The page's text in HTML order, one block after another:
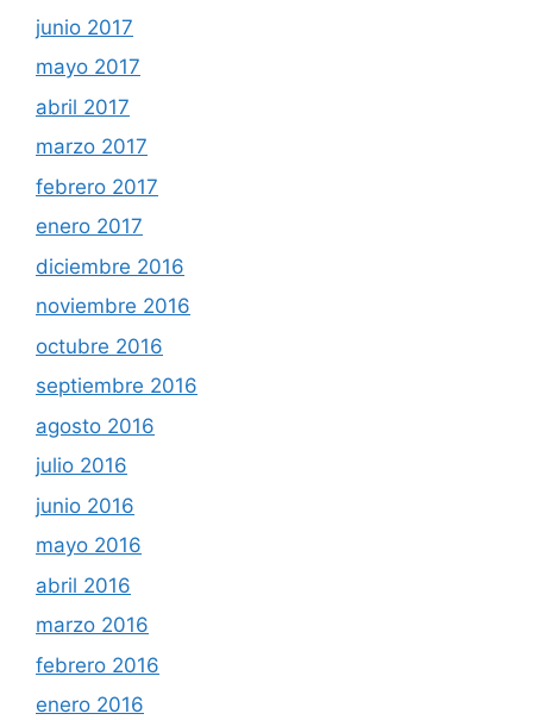
junio 2017
mayo 2017
abril 2017
marzo 2017
febrero 2017
enero 2017
diciembre 2016
noviembre 2016
octubre 2016
septiembre 2016
agosto 2016
julio 2016
junio 2016
mayo 2016
abril 2016
marzo 2016
febrero 2016
enero 2016